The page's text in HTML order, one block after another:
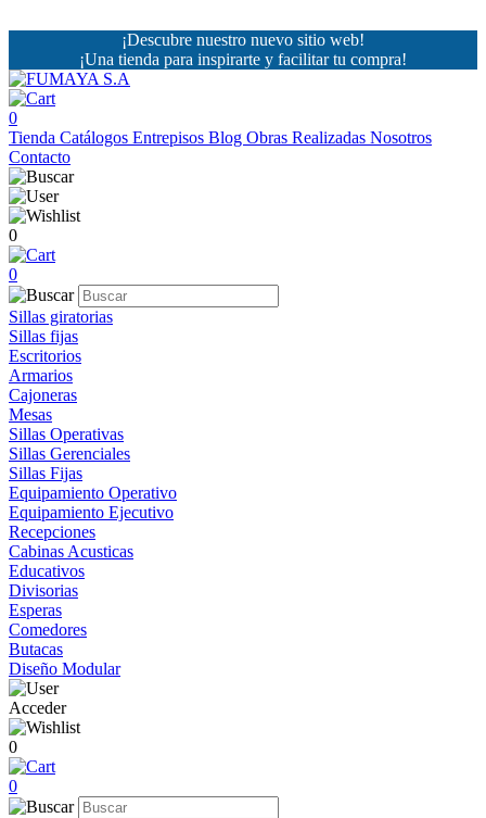
¡Descubre nuestro nuevo sitio web!
¡Una tienda para inspirarte y facilitar tu compra!
0
Tienda Catálogos Entrepisos Blog Obras Realizadas Nosotros
Contacto
0
0
Sillas giratorias
Sillas fijas
Escritorios
Armarios
Cajoneras
Mesas
Sillas Operativas
Sillas Gerenciales
Sillas Fijas
Equipamiento Operativo
Equipamiento Ejecutivo
Recepciones
Cabinas Acusticas
Educativos
Divisorias
Esperas
Comedores
Butacas
Diseño Modular
Acceder
0
0